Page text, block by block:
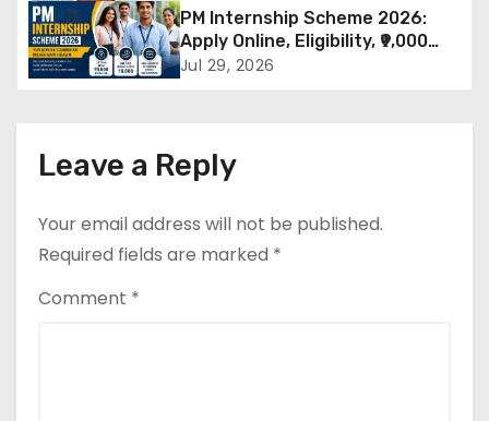
g
a
o
n
Rally Schedule, Eligibility,
Documents & Selection Process
PM Internship Scheme 2026:
Apply Online, Eligibility, ₹9,000
Stipend, Benefits, Selection
Jul 29, 2026
Leave a Reply
Your email address will not be published.
Required fields are marked *
Comment *